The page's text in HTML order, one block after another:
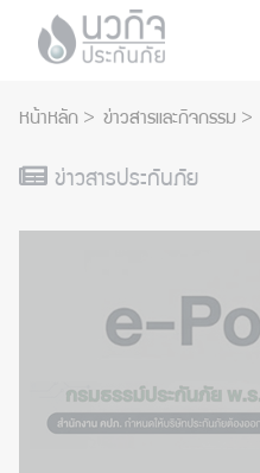
หน้าหลัก ข่าวสารและกิจกรรม
ข่าวสารประกันภัย